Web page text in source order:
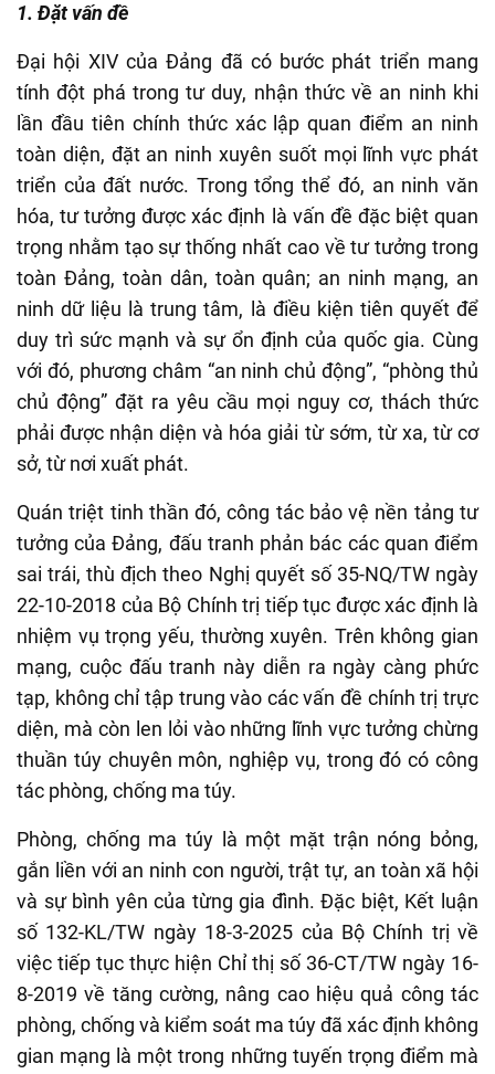
1. Đặt vấn đề
Đại hội XIV của Đảng đã có bước phát triển mang
tính đột phá trong tư duy, nhận thức về an ninh khi
lần đầu tiên chính thức xác lập quan điểm an ninh
toàn diện, đặt an ninh xuyên suốt mọi lĩnh vực phát
triển của đất nước. Trong tổng thể đó, an ninh văn
hóa, tư tưởng được xác định là vấn đề đặc biệt quan
trọng nhằm tạo sự thống nhất cao về tư tưởng trong
toàn Đảng, toàn dân, toàn quân; an ninh mạng, an
ninh dữ liệu là trung tâm, là điều kiện tiên quyết để
duy trì sức mạnh và sự ổn định của quốc gia. Cùng
với đó, phương châm “an ninh chủ động”, “phòng thủ
chủ động” đặt ra yêu cầu mọi nguy cơ, thách thức
phải được nhận diện và hóa giải từ sớm, từ xa, từ cơ
sở, từ nơi xuất phát.
Quán triệt tinh thần đó, công tác bảo vệ nền tảng tư
tưởng của Đảng, đấu tranh phản bác các quan điểm
sai trái, thù địch theo Nghị quyết số 35-NQ/TW ngày
22-10-2018 của Bộ Chính trị tiếp tục được xác định là
nhiệm vụ trọng yếu, thường xuyên. Trên không gian
mạng, cuộc đấu tranh này diễn ra ngày càng phức
tạp, không chỉ tập trung vào các vấn đề chính trị trực
diện, mà còn len lỏi vào những lĩnh vực tưởng chừng
thuần túy chuyên môn, nghiệp vụ, trong đó có công
tác phòng, chống ma túy.
Phòng, chống ma túy là một mặt trận nóng bỏng,
gắn liền với an ninh con người, trật tự, an toàn xã hội
và sự bình yên của từng gia đình. Đặc biệt, Kết luận
số 132-KL/TW ngày 18-3-2025 của Bộ Chính trị về
việc tiếp tục thực hiện Chỉ thị số 36-CT/TW ngày 16-
8-2019 về tăng cường, nâng cao hiệu quả công tác
phòng, chống và kiểm soát ma túy đã xác định không
gian mạng là một trong những tuyến trọng điểm mà